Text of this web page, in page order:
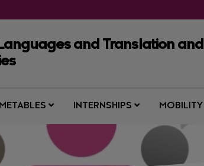
and Translation and
INTERNSHIPS MOBILITY